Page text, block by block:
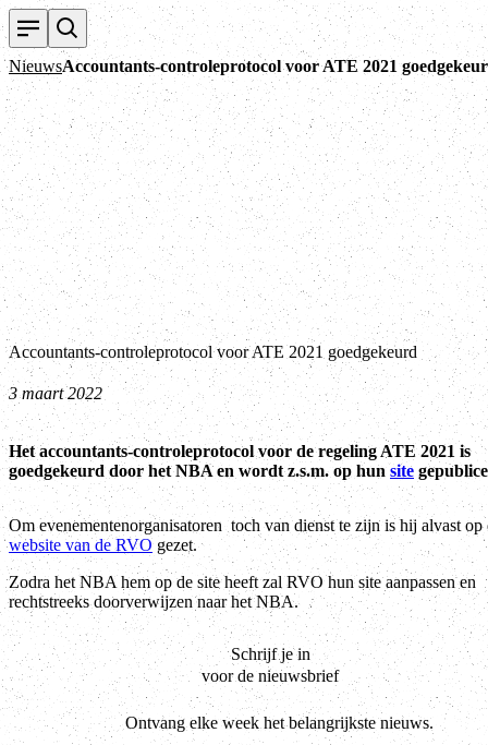
NieuwsAccountants-controleprotocol voor ATE 2021
Accountants-controleprotocol voor ATE 2021 goedgekeurd
3 maart 2022
Het accountants-controleprotocol voor de regeling ATE 2021 is
goedgekeurd door het NBA en wordt z.s.m. op hunsite
Om evenementenorganisatoren toch van dienst te zijn is hij alvast op
website van de RVOgezet.
Zodra het NBA hem op de site heeft zal RVO hun site aanpassen en
rechtstreeks doorverwijzen naar het NBA.
Schrijf je in
voor de nieuwsbrief
Ontvang elke week het belangrijkste nieuws.